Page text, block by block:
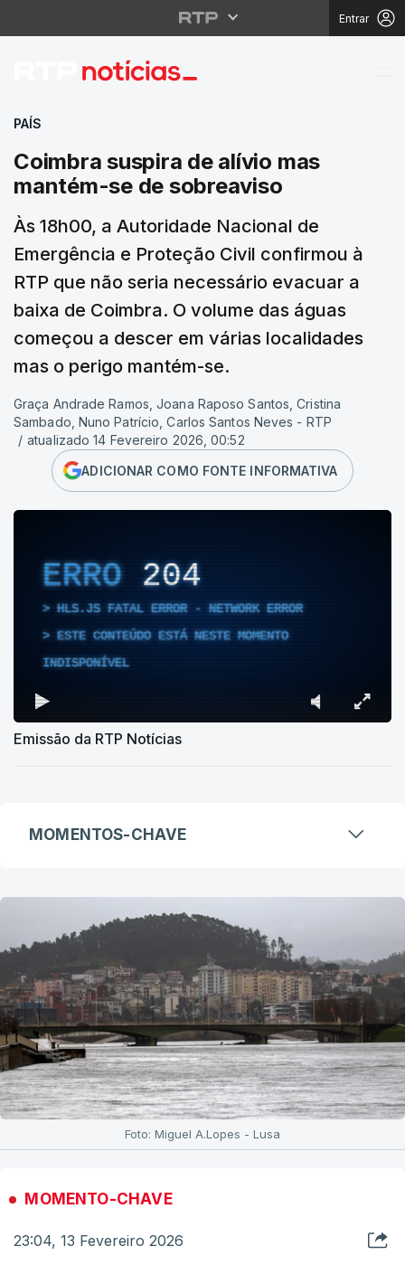
Entrar
Coimbra suspira de
PAÍS
Coimbra suspira de alívio mas
mantém-se de sobreaviso
Às 18h00, a Autoridade Nacional de
Emergência e Proteção Civil confirmou à
RTP que não seria necessário evacuar a
baixa de Coimbra. O volume das águas
começou a descer em várias localidades
mas o perigo mantém-se.
Graça Andrade Ramos, Joana Raposo Santos, Cristina
Sambado, Nuno Patrício, Carlos Santos Neves - RTP
/ atualizado 14 Fevereiro 2026, 00:52
ADICIONAR COMO FONTE INFORMATIVA
ERRO204
HLS.JS FATAL ERROR - NETWORK ERROR
ESTE CONTEÚDO ESTÁ NESTE MOMENTO
INDISPONÍVEL
Emissão da RTP Notícias
MOMENTOS-CHAVE
Foto: Miguel A.Lopes - Lusa
MOMENTO-CHAVE
23:04, 13 Fevereiro 2026